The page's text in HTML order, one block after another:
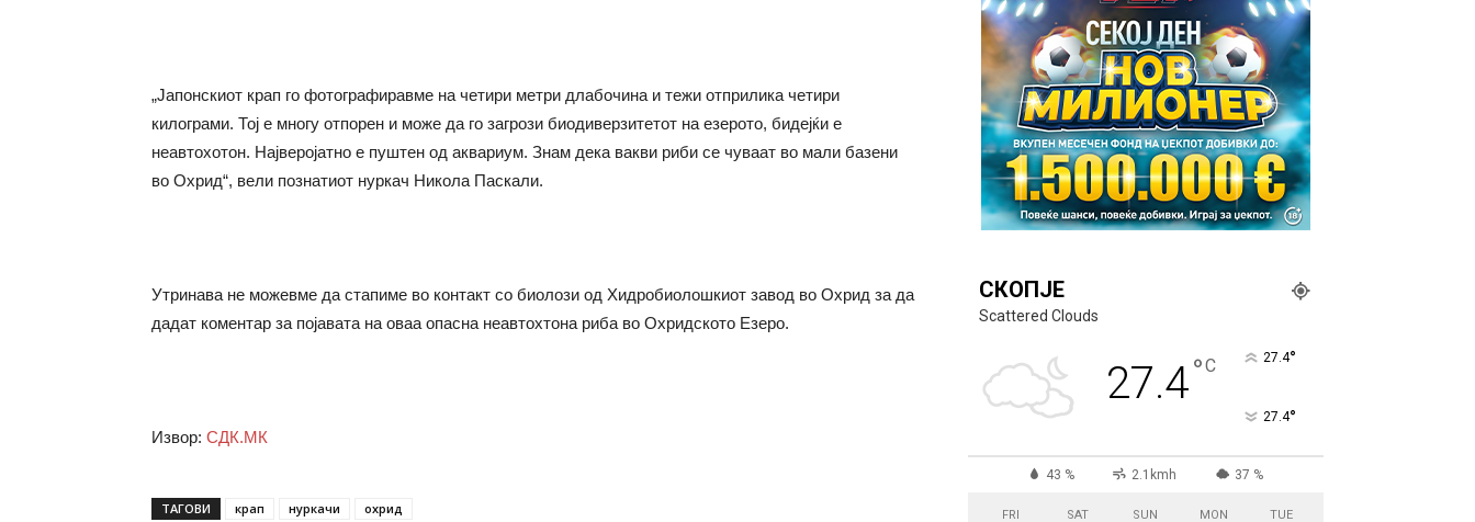
„Јапонскиот крап го фотографиравме на четири метри длабочина и тежи отприлика четири
килограми. Тој е многу отпорен и може да го загрози биодиверзитетот на езерото, бидејќи е
неавтохотон. Најверојатно е пуштен од аквариум. Знам дека вакви риби се чуваат во мали базени
во Охрид“, вели познатиот нуркач Никола Паскали.
Утринава не можевме да стапиме во контакт со биолози од Хидробиолошкиот завод во Охрид за да
дадат коментар за појавата на оваа опасна неавтохтона риба во Охридското Езеро.
Извор: СДК.МК
ТАГОВИ крап нуркачи охрид
СКОПЈЕ
Scattered Clouds
27.4°C 27.4°
27.4°
43 % 2.1kmh 37 %
FRI SAT SUN MON TUE